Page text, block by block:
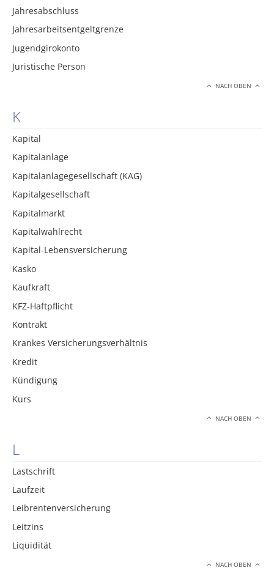
Jahresabschluss
Jahresarbeitsentgeltgrenze
Jugendgirokonto
Juristische Person
NACH OBEN
K
Kapital
Kapitalanlage
Kapitalanlagegesellschaft (KAG)
Kapitalgesellschaft
Kapitalmarkt
Kapitalwahlrecht
Kapital-Lebensversicherung
Kasko
Kaufkraft
KFZ-Haftpflicht
Kontrakt
Krankes Versicherungsverhältnis
Kredit
Kündigung
Kurs
NACH OBEN
L
Lastschrift
Laufzeit
Leibrentenversicherung
Leitzins
Liquidität
NACH OBEN